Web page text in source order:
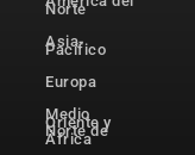
Norte
Asia-
Pacífico
Europa
Medio
Oriente y
Norte de
África